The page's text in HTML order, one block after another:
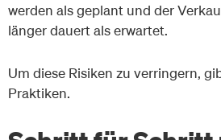
werden als geplant und der
länger dauert als erwartet.
Um diese Risiken zu verringern,
Praktiken.